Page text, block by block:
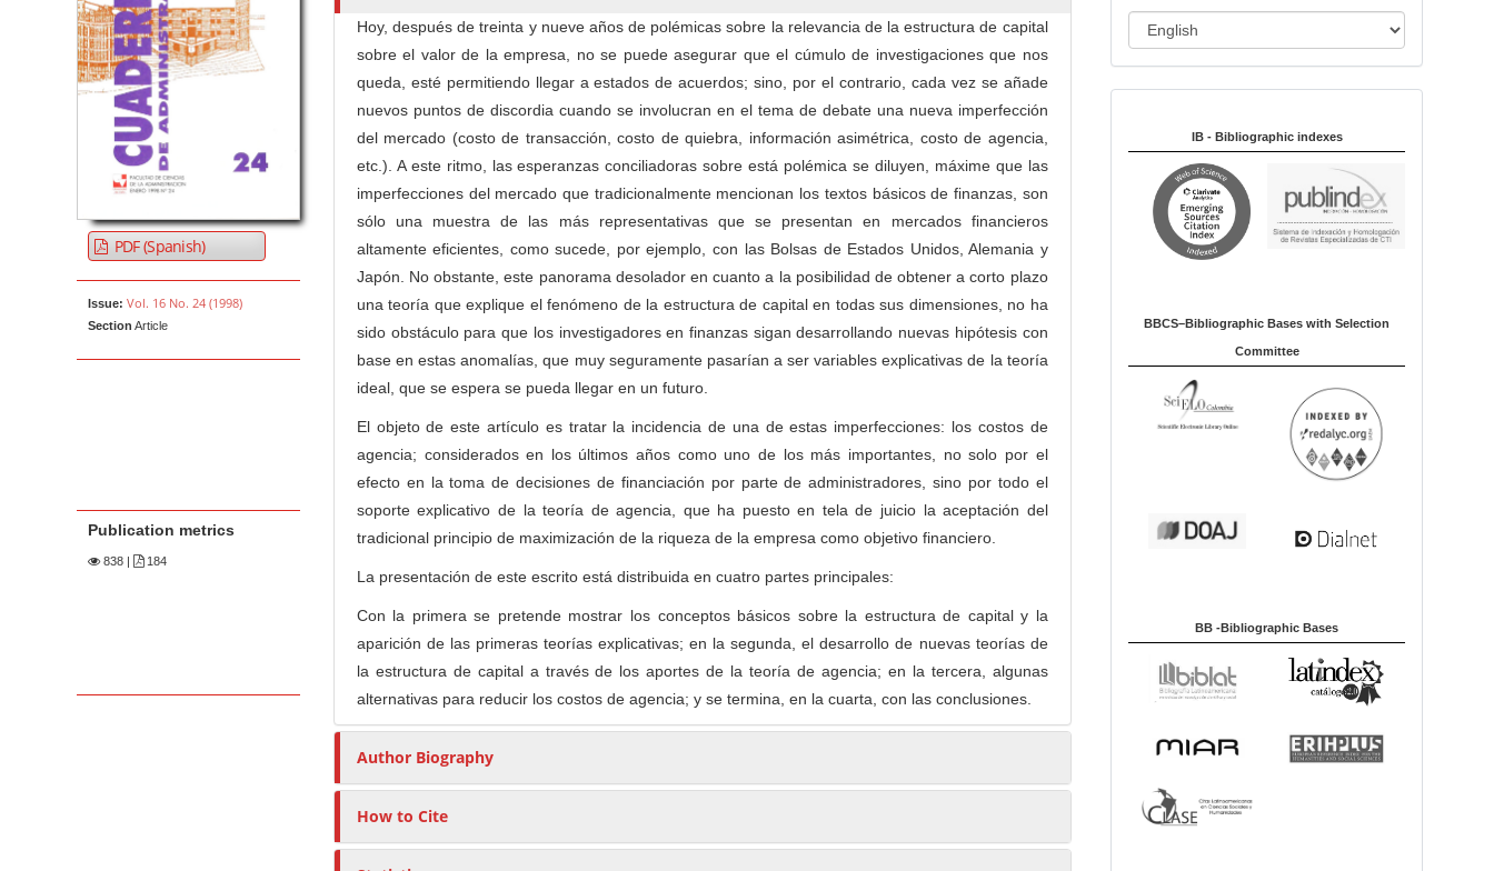
PDF (Spanish)
Issue: Vol. 16 No. 24 (1998)
Section Article
Publication metrics
838| 184
r
Hoy, después de treinta y nueve años de polémicas sobre la relevancia de la estructura de capital
sobre el valor de la empresa, no se puede asegurar que el cúmulo de investigaciones que nos
queda, esté permitiendo llegar a estados de acuerdos; sino, por el contrario, cada vez se añade
nuevos puntos de discordia cuando se involucran en el tema de debate una nueva imperfección
del mercado (costo de transacción, costo de quiebra, información asimétrica, costo de agencia,
etc.). A este ritmo, las esperanzas conciliadoras sobre está polémica se diluyen, máxime que las
imperfecciones del mercado que tradicionalmente mencionan los textos básicos de finanzas, son
sólo una muestra de las más representativas que se presentan en mercados financieros
altamente eficientes, como sucede, por ejemplo, con las Bolsas de Estados Unidos, Alemania y
Japón. No obstante, este panorama desolador en cuanto a la posibilidad de obtener a corto plazo
una teoría que explique el fenómeno de la estructura de capital en todas sus dimensiones, no ha
sido obstáculo para que los investigadores en finanzas sigan desarrollando nuevas hipótesis con
base en estas anomalías, que muy seguramente pasarían a ser variables explicativas de la teoría
ideal, que se espera se pueda llegar en un futuro.
El objeto de este artículo es tratar la incidencia de una de estas imperfecciones: los costos de
agencia; considerados en los últimos años como uno de los más importantes, no solo por el
efecto en la toma de decisiones de financiación por parte de administradores, sino por todo el
soporte explicativo de la teoría de agencia, que ha puesto en tela de juicio la aceptación del
tradicional principio de maximización de la riqueza de la empresa como objetivo financiero.
La presentación de este escrito está distribuida en cuatro partes principales:
Con la primera se pretende mostrar los conceptos básicos sobre la estructura de capital y la
aparición de las primeras teorías explicativas; en la segunda, el desarrollo de nuevas teorías de
la estructura de capital a través de los aportes de la teoría de agencia; en la tercera, algunas
alternativas para reducir los costos de agencia; y se termina, en la cuarta, con las conclusiones.
Author Biography
How to Cite
a
u
IB - Bibliographic indexes
BBCS–Bibliographic Bases with Selection
Committee
BB -Bibliographic Bases